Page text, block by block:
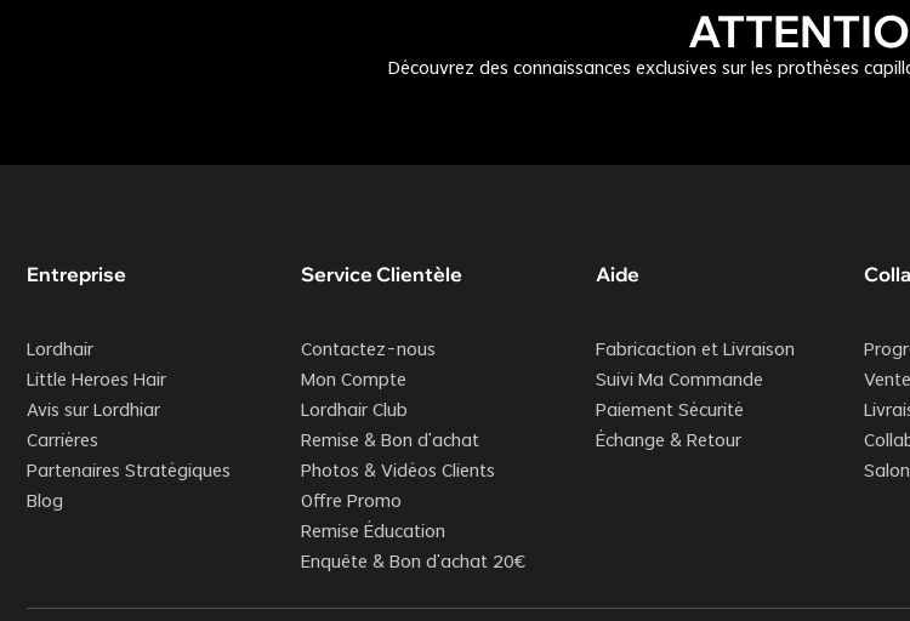
Découvrez des connaissances exclusives sur les prothèses
Entreprise
Lordhair
Little Heroes Hair
Avis sur Lordhiar
Carrières
Partenaires Stratégiques
Blog
Service Clientèle
Contactez-nous
Mon Compte
Lordhair Club
Remise & Bon d’achat
Photos & Vidéos Clients
Offre Promo
Remise Éducation
Enquête & Bon d'achat 20€
Aide
Fabricaction et Livraison
Suivi Ma Commande
Paiement Sécurité
Échange & Retour